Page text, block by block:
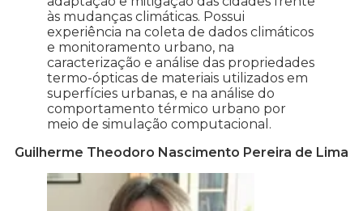
às mudanças climáticas. Possui
experiência na coleta de dados climáticos
e monitoramento urbano, na
caracterização e análise das propriedades
termo-ópticas de materiais utilizados em
superfícies urbanas, e na análise do
comportamento térmico urbano por
meio de simulação computacional.
Guilherme Theodoro Nascimento Pereira de Lima